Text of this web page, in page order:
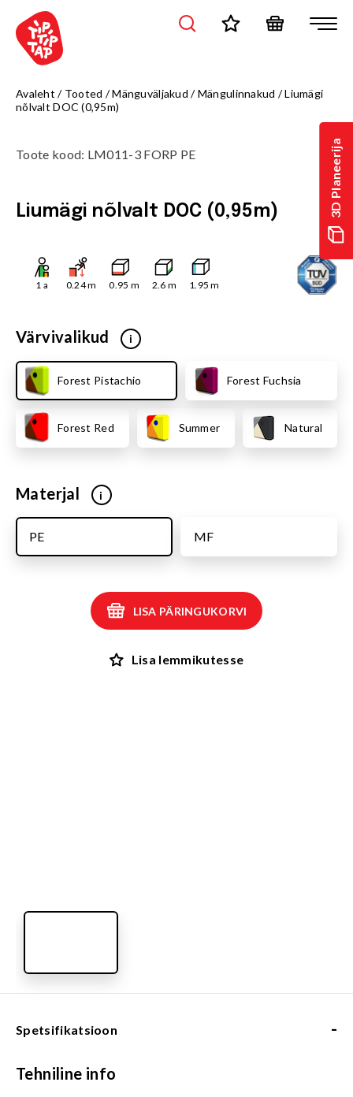
3D Planeerija
Avaleht / Tooted /Mänguväljakud /Mängulinnakud /Liumägi
nõlvalt DOC (0,95m)
Toote kood: LM011-3 FORP PE
Liumägi nõlvalt DOC (0,95m)
1 a 0.24m 0.95 m 2.6 m 1.95 m
Värvivalikud i
Forest Pistachio Forest Fuchsia
Forest Red Summer Natural
Materjal i
MF
PE
LISA PÄRINGUKORVI
Lisa lemmikutesse
Spetsifikatsioon -
Tehniline info